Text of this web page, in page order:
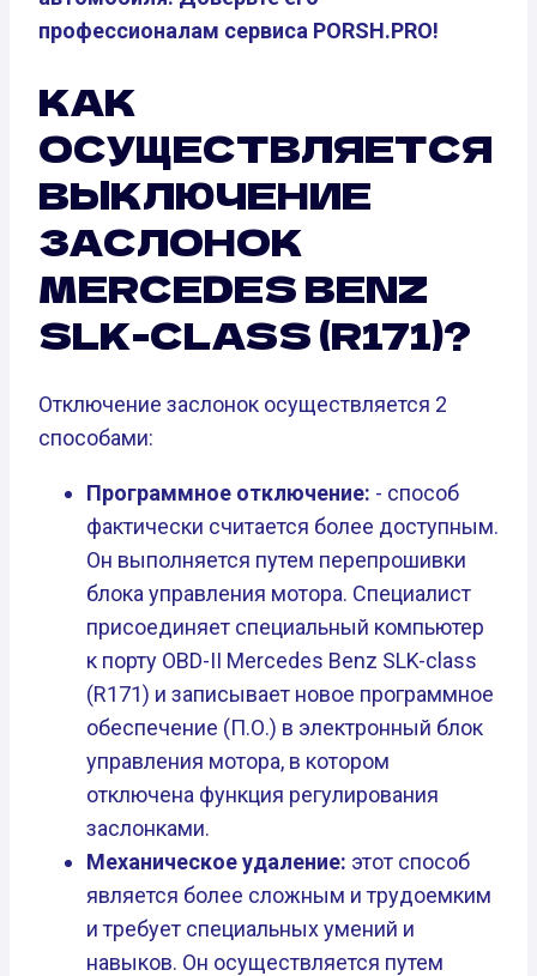
профессионалам сервиса PORSH.PRO!
КАК
ОСУЩЕСТВЛЯЕТСЯ
ВЫКЛЮЧЕНИЕ
ЗАСЛОНОК
MERCEDES BENZ
SLK-CLASS (R171)?
Отключение заслонок осуществляется 2
способами:
Программное отключение: - способ
фактически считается более доступным.
Он выполняется путем перепрошивки
блока управления мотора. Специалист
присоединяет специальный компьютер
к порту OBD-II Mercedes Benz SLK-class
(R171) и записывает новое программное
обеспечение (П.О.) в электронный блок
управления мотора, в котором
отключена функция регулирования
заслонками.
Механическое удаление: этот способ
является более сложным и трудоемким
и требует специальных умений и
навыков. Он осуществляется путем